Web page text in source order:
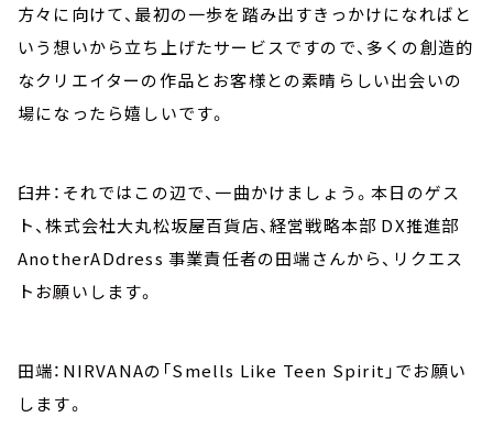
方々に向けて、最初の一歩を踏み出すきっかけになればと
いう想いから立ち上げたサービスですので、多くの創造的
なクリエイターの作品とお客様との素晴らしい出会いの
場になったら嬉しいです。
臼井：それではこの辺で、一曲かけましょう。本日のゲス
ト、株式会社大丸松坂屋百貨店、経営戦略本部 DX推進部
AnotherADdress 事業責任者の田端さんから、リクエス
トお願いします。
田端：NIRVANAの「Smells Like Teen Spirit」でお願い
します。